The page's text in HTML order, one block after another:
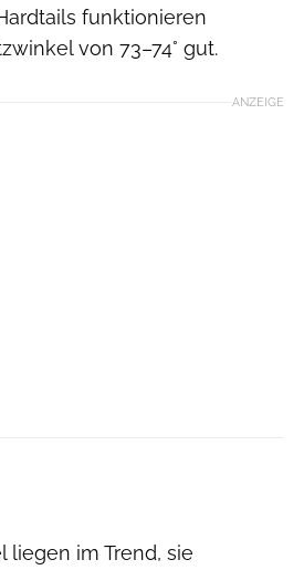
funktionieren
von 73–74° gut.
ANZEIGE
liegen im Trend, sie